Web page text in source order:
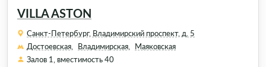
VILLA ASTON
Санкт-Петербург, Владимирский проспект, д. 5
Достоевская,
Владимирская,
Маяковская
Залов 1, вместимость 40